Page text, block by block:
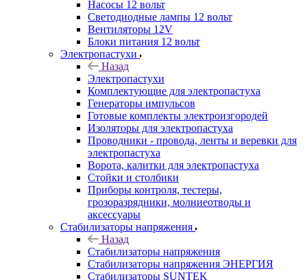
Насосы 12 вольт
Светодиодные лампы 12 вольт
Вентиляторы 12V
Блоки питания 12 вольт
Электропастухи
Назад
Электропастухи
Комплектующие для электропастуха
Генераторы импульсов
Готовые комплекты электроизгородей
Изоляторы для электропастуха
Проводники - провода, ленты и веревки для
электропастуха
Ворота, калитки для электропастуха
Стойки и столбики
Приборы контроля, тестеры,
грозоразрядники, молниеотводы и
аксессуары
Стабилизаторы напряжения
Назад
Стабилизаторы напряжения
Стабилизаторы напряжения ЭНЕРГИЯ
Стабилизаторы SUNTEK